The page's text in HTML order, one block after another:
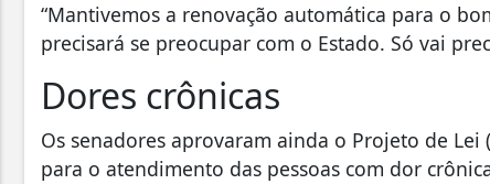
“Mantivemos a renovação automática para o
precisará se preocupar com o Estado. Só vai
Dores crônicas
Os senadores aprovaram ainda o Projeto de Lei
para o atendimento das pessoas com dor